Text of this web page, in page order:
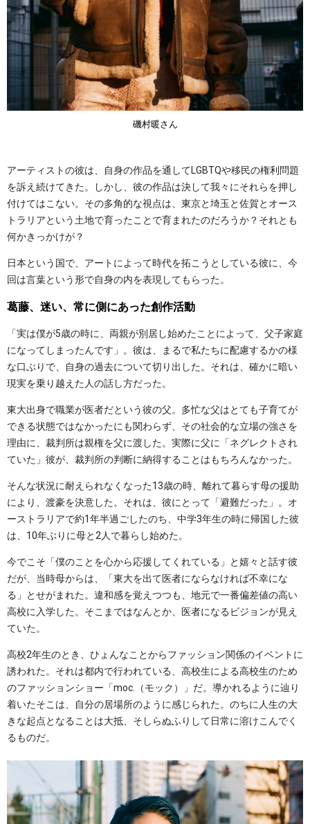
磯村暖さん
アーティストの彼は、自身の作品を通してLGBTQや移民の権利問題
を訴え続けてきた。しかし、彼の作品は決して我々にそれらを押し
付けてはこない。その多角的な視点は、東京と埼玉と佐賀とオース
トラリアという土地で育ったことで育まれたのだろうか？それとも
何かきっかけが？
日本という国で、アートによって時代を拓こうとしている彼に、今
回は言葉という形で自身の内を表現してもらった。
葛藤、迷い、常に側にあった創作活動
「実は僕が5歳の時に、両親が別居し始めたことによって、父子家庭
になってしまったんです」。彼は、まるで私たちに配慮するかの様
な口ぶりで、自身の過去について切り出した。それは、確かに暗い
現実を乗り越えた人の話し方だった。
東大出身で職業が医者だという彼の父。多忙な父はとても子育てが
できる状態ではなかったにも関わらず、その社会的な立場の強さを
理由に、裁判所は親権を父に渡した。実際に父に「ネグレクトされ
ていた」彼が、裁判所の判断に納得することはもちろんなかった。
そんな状況に耐えられなくなった13歳の時、離れて暮らす母の援助
により、渡豪を決意した。それは、彼にとって「避難だった」。オ
ーストラリアで約1年半過ごしたのち、中学3年生の時に帰国した彼
は、10年ぶりに母と2人で暮らし始めた。
今でこそ「僕のことを心から応援してくれている」と嬉々と話す彼
だが、当時母からは、「東大を出て医者にならなければ不幸にな
る」とせがまれた。違和感を覚えつつも、地元で一番偏差値の高い
高校に入学した。そこまではなんとか、医者になるビジョンが見え
ていた。
高校2年生のとき、ひょんなことからファッション関係のイベントに
誘われた。それは都内で行われている、高校生による高校生のため
のファッションショー「moc.（モック）」だ。導かれるように辿り
着いたそこは、自分の居場所のように感じられた。のちに人生の大
きな起点となることは大抵、そしらぬふりして日常に溶けこんでく
るものだ。